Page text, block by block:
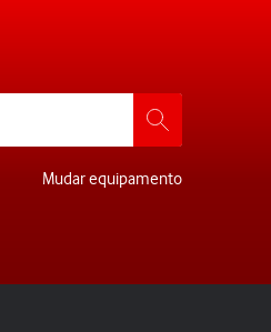
Mudar equipamento